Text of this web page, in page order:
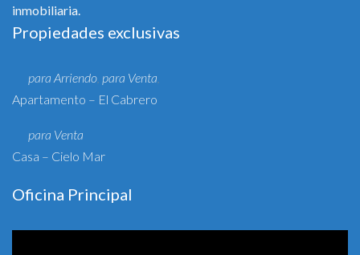
inmobiliaria.
Propiedades exclusivas
para Arriendo, para Venta,
Apartamento – El Cabrero
para Venta
Casa – Cielo Mar
Oficina Principal